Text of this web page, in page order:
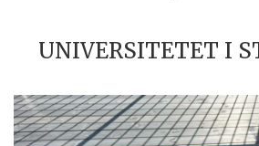
UNIVERSITETET I